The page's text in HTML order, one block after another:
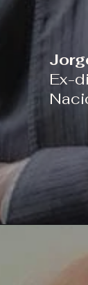
Ex-